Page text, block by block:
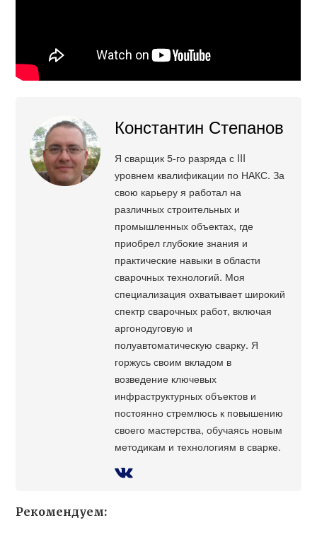
Константин Степанов
Я сварщик 5-го разряда с III
уровнем квалификации по НАКС. За
свою карьеру я работал на
различных строительных и
промышленных объектах, где
приобрел глубокие знания и
практические навыки в области
сварочных технологий. Моя
специализация охватывает широкий
спектр сварочных работ, включая
аргонодуговую и
полуавтоматическую сварку. Я
горжусь своим вкладом в
возведение ключевых
инфраструктурных объектов и
постоянно стремлюсь к повышению
своего мастерства, обучаясь новым
методикам и технологиям в сварке.
Рекомендуем: